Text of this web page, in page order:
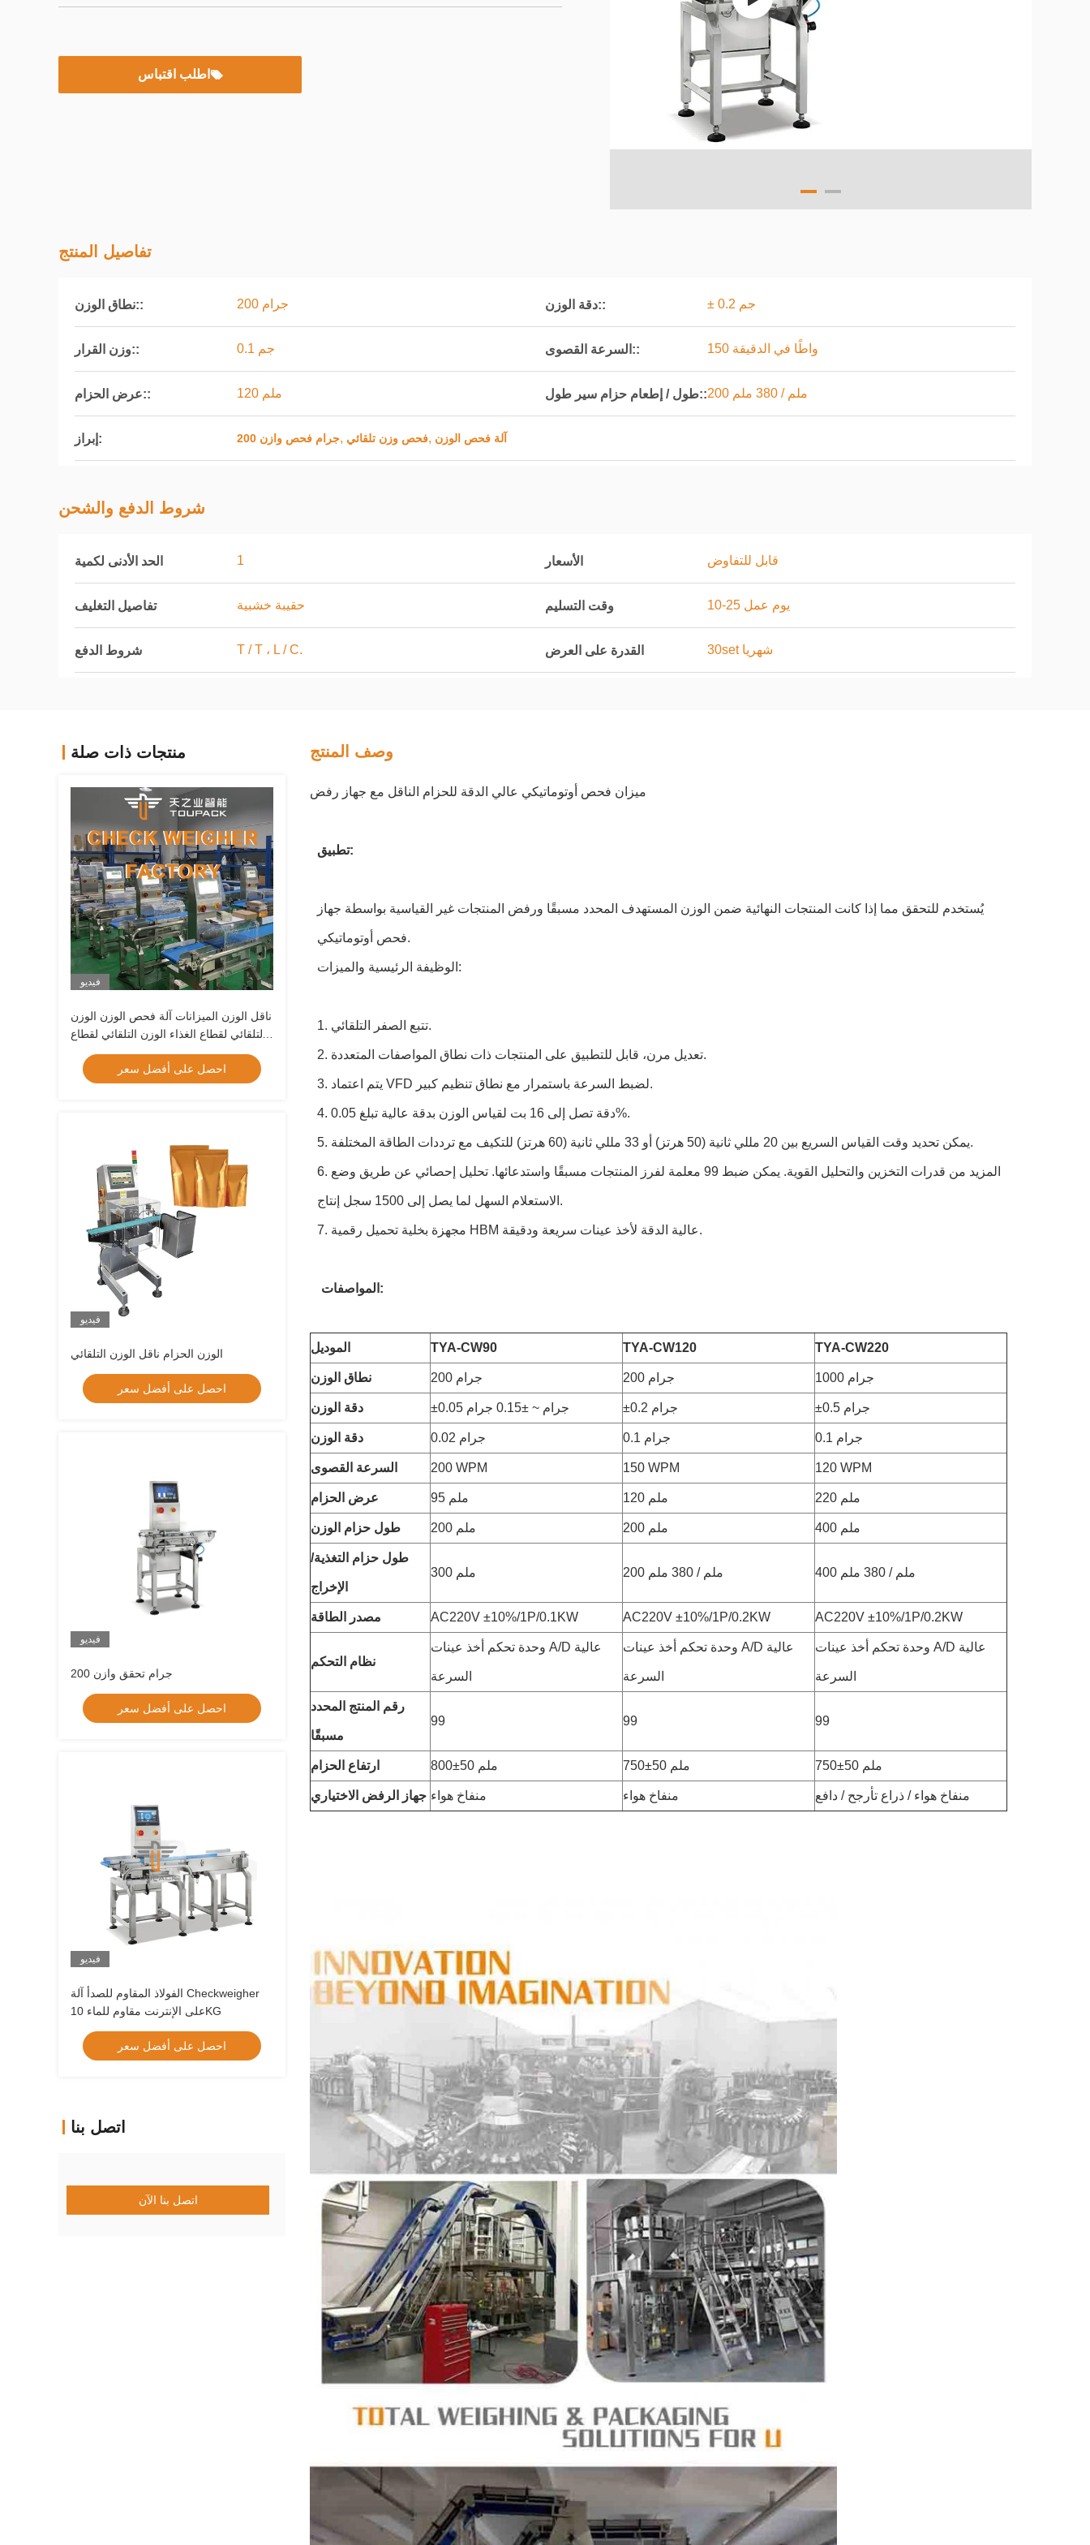
اطلب اقتباس
تفاصيل المنتج
نطاق الوزن:: 200 جرام دقة الوزن:: ± 0.2 جم
وزن القرار:: 0.1 جم السرعة القصوى:: 150 واطًا في الدقيقة
عرض الحزام:: 120 ملم طول / إطعام حزام سير طول:: 200 ملم / 380 ملم
إبراز: 200 جرام فحص وازن, فحص وزن تلقائي, آلة فحص الوزن
شروط الدفع والشحن
الحد الأدنى لكمية 1 الأسعار قابل للتفاوض
تفاصيل التغليف حقيبة خشبية وقت التسليم 10-25 يوم عمل
شروط الدفع T / T ، L / C. القدرة على العرض 30set شهريا
منتجات ذات صلة
فيديو
ناقل الوزن الميزانات آلة فحص الوزن الوزن
التلقائي لقطاع الغذاء الوزن التلقائي لقطاع
الحزام ناقل الوزن
احصل على أفضل سعر
فيديو
الوزن الحزام ناقل الوزن التلقائي
احصل على أفضل سعر
فيديو
200 جرام تحقق وازن
احصل على أفضل سعر
فيديو
الفولاذ المقاوم للصدأ آلة Checkweigher
على الإنترنت مقاوم للماء 10KG
احصل على أفضل سعر
اتصل بنا
اتصل بنا الآن
وصف المنتج
ميزان فحص أوتوماتيكي عالي الدقة للحزام الناقل مع جهاز رفض
تطبيق:
يُستخدم للتحقق مما إذا كانت المنتجات النهائية ضمن الوزن المستهدف المحدد مسبقًا ورفض المنتجات غير القياسية بواسطة جهاز
فحص أوتوماتيكي.
الوظيفة الرئيسية والميزات:
1. تتبع الصفر التلقائي.
2. تعديل مرن، قابل للتطبيق على المنتجات ذات نطاق المواصفات المتعددة.
3. يتم اعتماد VFD لضبط السرعة باستمرار مع نطاق تنظيم كبير.
4. دقة تصل إلى 16 بت لقياس الوزن بدقة عالية تبلغ 0.05%.
5. يمكن تحديد وقت القياس السريع بين 20 مللي ثانية (50 هرتز) أو 33 مللي ثانية (60 هرتز) للتكيف مع ترددات الطاقة المختلفة.
6. المزيد من قدرات التخزين والتحليل القوية. يمكن ضبط 99 معلمة لفرز المنتجات مسبقًا واستدعائها. تحليل إحصائي عن طريق وضع
الاستعلام السهل لما يصل إلى 1500 سجل إنتاج.
7. مجهزة بخلية تحميل رقمية HBM عالية الدقة لأخذ عينات سريعة ودقيقة.
المواصفات:
الموديل TYA-CW90 TYA-CW120 TYA-CW220
نطاق الوزن 200 جرام 200 جرام 1000 جرام
دقة الوزن ±0.05 جرام ~ ±0.15 جرام ±0.2 جرام ±0.5 جرام
دقة الوزن 0.02 جرام 0.1 جرام 0.1 جرام
السرعة القصوى 200 WPM 150 WPM 120 WPM
عرض الحزام 95 ملم 120 ملم 220 ملم
طول حزام الوزن 200 ملم 200 ملم 400 ملم
طول حزام التغذية/
الإخراج
300 ملم 200 ملم / 380 ملم 400 ملم / 380 ملم
مصدر الطاقة AC220V ±10%/1P/0.1KW AC220V ±10%/1P/0.2KW AC220V ±10%/1P/0.2KW
نظام التحكم
وحدة تحكم أخذ عينات A/D عالية
السرعة
وحدة تحكم أخذ عينات A/D عالية
السرعة
وحدة تحكم أخذ عينات A/D عالية
السرعة
رقم المنتج المحدد
مسبقًا
99 99 99
ارتفاع الحزام 800±50 ملم 750±50 ملم 750±50 ملم
جهاز الرفض الاختياري منفاخ هواء منفاخ هواء منفاخ هواء / ذراع تأرجح / دافع